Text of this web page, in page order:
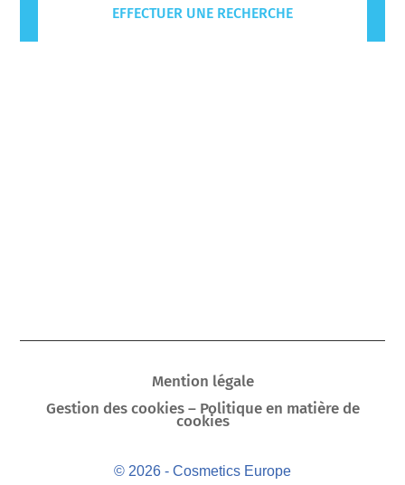
EFFECTUER UNE RECHERCHE
Mention légale
Gestion des cookies – Politique en matière de
cookies
© 2026 - Cosmetics Europe